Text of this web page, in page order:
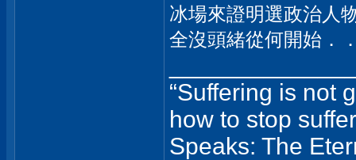
冰場來證明選政治人
全沒頭緒從何開始．
“Suffering is not
how to stop
Speaks: The